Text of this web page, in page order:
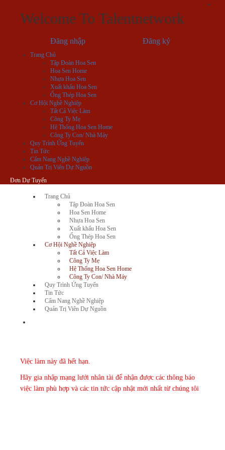
Welcome To Talentnetwork
Đăng nhập Đăng ký
Trang Chủ
Tập Đoàn Hoa Sen
Hoa Sen Home
Nhựa Hoa Sen
Xuất khẩu Hoa Sen
Ống Thép Hoa Sen
Cơ Hội Nghề Nghiệp
Tất Cả Việc Làm
Công Ty Mẹ
Hệ Thống Hoa Sen Home
Công Ty Con/ Nhà Máy
Quy Trình Ứng Tuyển
Tin Tức
Cẩm Nang Nghề Nghiệp
Quản Trị Viên Dự Nguồn
Đơn Dự Tuyển
Trang Chủ
Tập Đoàn Hoa Sen
Hoa Sen Home
Nhựa Hoa Sen
Xuất khẩu Hoa Sen
Ống Thép Hoa Sen
Cơ Hội Nghề Nghiệp
Tất Cả Việc Làm
Công Ty Mẹ
Hệ Thống Hoa Sen Home
Công Ty Con/ Nhà Máy
Quy Trình Ứng Tuyển
Tin Tức
Cẩm Nang Nghề Nghiệp
Quản Trị Viên Dự Nguồn
Việc làm này đã hết hạn.
Hãy gia nhập mạng lưới nhân tài để nhận được các thông báo
việc làm phù hợp và các tin tức cập nhật mới nhất từ chúng tôi